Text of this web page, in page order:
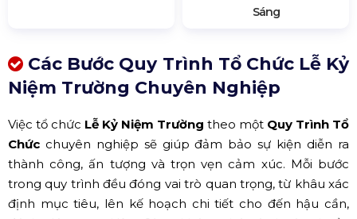
Sáng
Các Bước Quy Trình Tổ Chức Lễ Kỷ
Niệm Trường Chuyên Nghiệp
Việc tổ chức Lễ Kỷ Niệm Trường theo một Quy Trình Tổ
Chức chuyên nghiệp sẽ giúp đảm bảo sự kiện diễn ra
thành công, ấn tượng và trọn vẹn cảm xúc. Mỗi bước
trong quy trình đều đóng vai trò quan trọng, từ khâu xác
định mục tiêu, lên kế hoạch chi tiết cho đến hậu cần,